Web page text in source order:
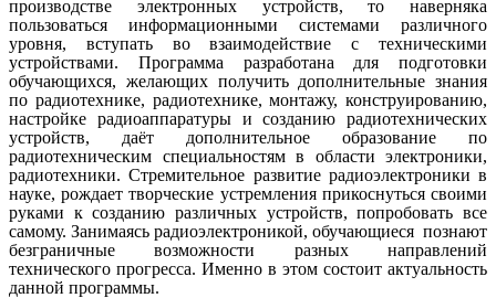
производстве электронных устройств, то наверняка
пользоваться информационными системами различного
уровня, вступать во взаимодействие с техническими
устройствами. Программа разработана для подготовки
обучающихся, желающих получить дополнительные знания
по радиотехнике, радиотехнике, монтажу, конструированию,
настройке радиоаппаратуры и созданию радиотехнических
устройств, даёт дополнительное образование по
радиотехническим специальностям в области электроники,
радиотехники. Стремительное развитие радиоэлектроники в
науке, рождает творческие устремления прикоснуться своими
руками к созданию различных устройств, попробовать все
самому. Занимаясь радиоэлектроникой, обучающиеся познают
безграничные возможности разных направлений
технического прогресса. Именно в этом состоит актуальность
данной программы.